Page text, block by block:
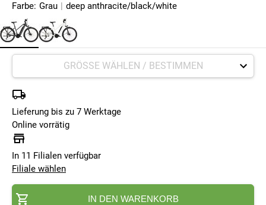
Farbe: Grau | deep anthracite/black/white
Lieferung bis zu 7 Werktage
Online vorrätig
In 11 Filialen verfügbar
Filiale wählen
IN DEN WARENKORB